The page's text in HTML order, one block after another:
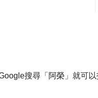
搜尋「阿榮」就可